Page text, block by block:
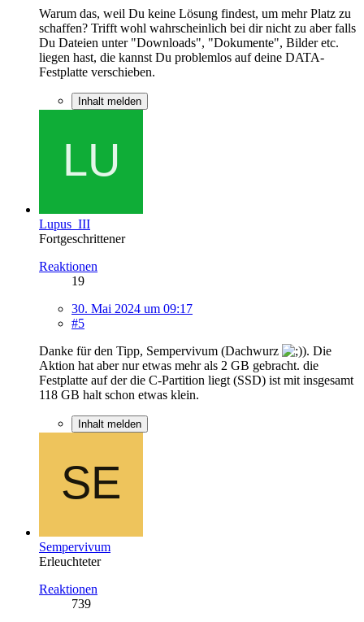
Warum das, weil Du keine Lösung findest, um mehr Platz zu
schaffen? Trifft wohl wahrscheinlich bei dir nicht zu aber falls
Du Dateien unter "Downloads", "Dokumente", Bilder etc.
liegen hast, die kannst Du problemlos auf deine DATA-
Festplatte verschieben.
Inhalt melden
Lupus_III
Fortgeschrittener
Reaktionen
19
30. Mai 2024 um 09:17
#5
Danke für den Tipp, Sempervivum (Dachwurz
). Die
Aktion hat aber nur etwas mehr als 2 GB gebracht. die
Festplatte auf der die C-Partition liegt (SSD) ist mit insgesamt
118 GB halt schon etwas klein.
Inhalt melden
Sempervivum
Erleuchteter
Reaktionen
739